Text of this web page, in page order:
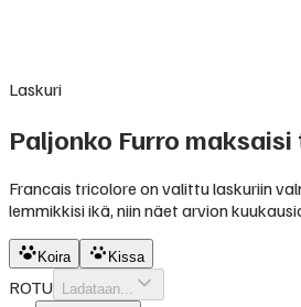
Laskuri
Paljonko Furro
Francais tricolore on valittu laskuriin
lemmikkisi ikä, niin näet arvion
Koira Kissa
ROTU Ladataan...